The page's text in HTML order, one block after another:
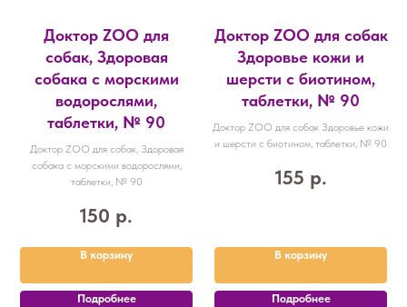
Доктор ZOO для
собак, Здоровая
собака с морскими
водорослями,
таблетки, № 90
Доктор ZOO для собак, Здоровая
собака с морскими водорослями,
таблетки, № 90
150 р.
В корзину
Подробнее
Доктор ZOO для собак
Здоровье кожи и
шерсти с биотином,
таблетки, № 90
Доктор ZOO для собак Здоровье кожи
и шерсти с биотином, таблетки, № 90
155 р.
В корзину
Подробнее